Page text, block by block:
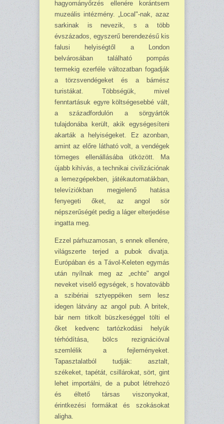
hagyományőrzés ellenére korántsem
muzeális intéz­mény. „Local"-nak, azaz
sarkinak is nevezik, s a több
évszázados, egyszerű berendezésű kis
falusi helyiségtől a London
belvárosában található pompás
termekig ezerféle változatban fogadják
a törzsvendégeket és a bámész
turistákat. Többségük, mivel
fenntartásuk egyre köl­t­ségesebbé vált,
a századfordulón a sörgyártók
tulajdonába került, akik egységesíteni
akarták a helyiségeket. Ez azonban,
amint az előre látható volt, a vendégek
tömeges ellenállásába ütközött. Ma
újabb kihívás, a technikai civilizációnak
a lemezgépekben, játékautomatákban,
televíziókban megjelenő hatása
fenyegeti őket, az angol sör
népszerűségét pedig a láger elterjedése
ingatta meg.
Ezzel párhuzamosan, s ennek ellenére,
világszerte terjed a pubok divatja.
Európában és a Távol-Keleten egymás
után nyílnak meg az „echte" angol
neveket viselő egységek, s hovatovább
a szibériai sztyeppéken sem lesz
idegen látvány az angol pub. A britek,
bár nem titkolt büszkeséggel tölti el
őket kedvenc tartózkodási helyük
térhódítása, bölcs rezignációval
szemlélik a fejleményeket.
Tapasztalatból tudják: asztalt,
székeket, tapétát, csillárokat, sört, gint
lehet importálni, de a pubot létrehozó
és éltető társas viszonyokat,
érintkezési formákat és szokásokat
aligha.